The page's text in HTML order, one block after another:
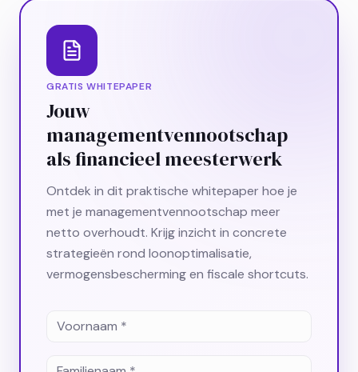
GRATIS WHITEPAPER
Jouw
managementvennootschap
als financieel meesterwerk
Ontdek in dit praktische whitepaper hoe je
met je managementvennootschap meer
netto overhoudt. Krijg inzicht in concrete
strategieën rond loonoptimalisatie,
vermogensbescherming en fiscale shortcuts.